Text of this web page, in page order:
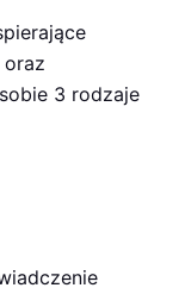
3 rodzaje